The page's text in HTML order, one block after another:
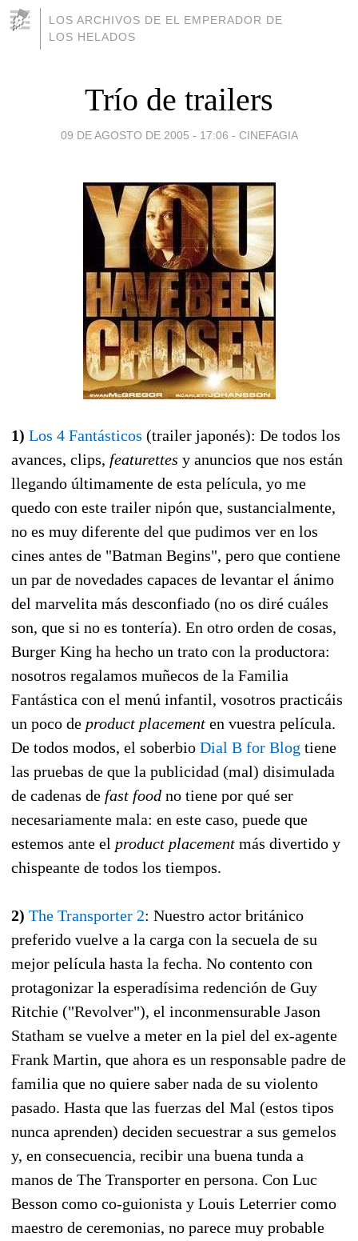
LOS ARCHIVOS DE EL EMPERADOR DE
LOS HELADOS
Trío de trailers
09 DE AGOSTO DE 2005 - 17:06 - CINEFAGIA
1) Los 4 Fantásticos (trailer japonés): De todos los
avances, clips, featurettes y anuncios que nos están
llegando últimamente de esta película, yo me
quedo con este trailer nipón que, sustancialmente,
no es muy diferente del que pudimos ver en los
cines antes de "Batman Begins", pero que contiene
un par de novedades capaces de levantar el ánimo
del marvelita más desconfiado (no os diré cuáles
son, que si no es tontería). En otro orden de cosas,
Burger King ha hecho un trato con la productora:
nosotros regalamos muñecos de la Familia
Fantástica con el menú infantil, vosotros practicáis
un poco de product placement en vuestra película.
De todos modos, el soberbio Dial B for Blog tiene
las pruebas de que la publicidad (mal) disimulada
de cadenas de fast food no tiene por qué ser
necesariamente mala: en este caso, puede que
estemos ante el product placement más divertido y
chispeante de todos los tiempos.
2) The Transporter 2: Nuestro actor británico
preferido vuelve a la carga con la secuela de su
mejor película hasta la fecha. No contento con
protagonizar la esperadísima redención de Guy
Ritchie ("Revolver"), el inconmensurable Jason
Statham se vuelve a meter en la piel del ex-agente
Frank Martin, que ahora es un responsable padre de
familia que no quiere saber nada de su violento
pasado. Hasta que las fuerzas del Mal (estos tipos
nunca aprenden) deciden secuestrar a sus gemelos
y, en consecuencia, recibir una buena tunda a
manos de The Transporter en persona. Con Luc
Besson como co-guionista y Louis Leterrier como
maestro de ceremonias, no parece muy probable